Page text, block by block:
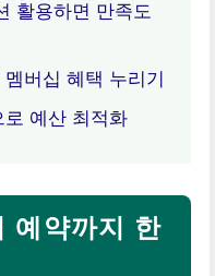
활용하면 만족도
버십 혜택 누리기
예산 최적화
예약까지 한